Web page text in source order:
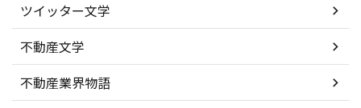
ツイッター文学
不動産文学
不動産業界物語